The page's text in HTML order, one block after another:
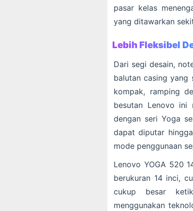
pasar kelas
yang ditawarkan
Lebih Fleksibel
Dari segi desain,
balutan casing yang
kompak, ramping
besutan Lenovo ini
dengan seri Yoga
dapat diputar
mode penggunaan
Lenovo YOGA 520
berukuran 14 inci,
cukup besar
menggunakan